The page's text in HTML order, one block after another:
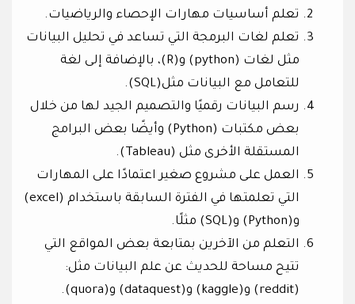
تعلم أساسيات مهارات الإحصاء والرياضيات.
تعلم لغات البرمجة التي تساعد في تحليل البيانات
مثل لغات (python) و(R)، بالإضافة إلى لغة
للتعامل مع البيانات مثل(SQL).
رسم البيانات رقميًا والتصميم الجيد لها من خلال
بعض مكتبات (Python) وأيضًا بعض البرامج
المستقلة الأخرى مثل (Tableau).
العمل على مشروع صغير اعتمادًا على المهارات
التي تعلمتها في الفترة السابقة باستخدام (excel)
و(Python) و(SQL) مثلًا.
التعلم من الآخرين بمتابعة بعض المواقع التي
تتيح مساحة للحديث عن علم البيانات مثل:
(reddit) و(kaggle) و(dataquest) و(quora).